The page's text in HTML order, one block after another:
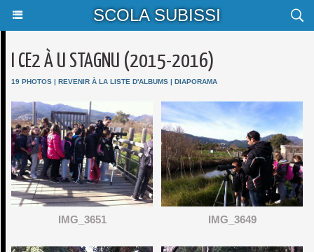
SCOLA SUBISSI
I CE2 À U STAGNU (2015-2016)
19 PHOTOS | REVENIR À LA LISTE D'ALBUMS | DIAPORAMA
IMG_3651 IMG_3649